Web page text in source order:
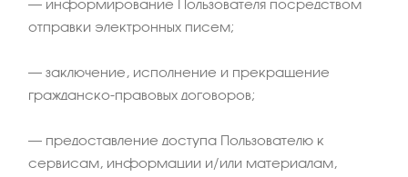
– информирование Пользователя посредством
отправки электронных писем;
– заключение, исполнение и прекращение
гражданско-правовых договоров;
– предоставление доступа Пользователю к
сервисам, информации и/или материалам,